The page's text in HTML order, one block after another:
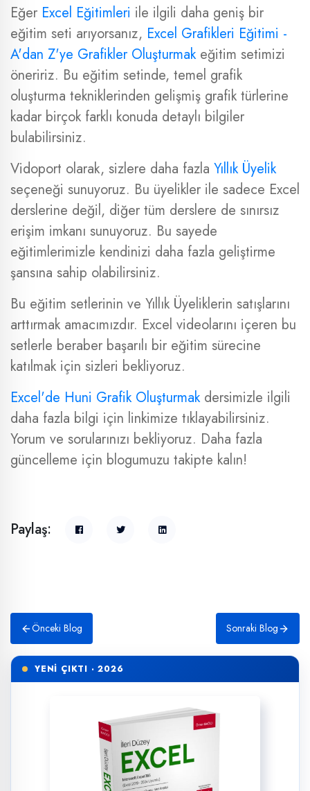
Eğer Excel Eğitimleri ile ilgili daha geniş bir
eğitim seti arıyorsanız, Excel Grafikleri Eğitimi -
A'dan Z'ye Grafikler Oluşturmakeğitim setimizi
öneririz. Bu eğitim setinde, temel grafik
oluşturma tekniklerinden gelişmiş grafik türlerine
kadar birçok farklı konuda detaylı bilgiler
bulabilirsiniz.
Vidoport olarak, sizlere daha fazla Yıllık Üyelik
seçeneği sunuyoruz. Bu üyelikler ile sadece Excel
derslerine değil, diğer tüm derslere de sınırsız
erişim imkanı sunuyoruz. Bu sayede
eğitimlerimizle kendinizi daha fazla geliştirme
şansına sahip olabilirsiniz.
Bu eğitim setlerinin ve Yıllık Üyeliklerin satışlarını
arttırmak amacımızdır. Excel videolarını içeren bu
setlerle beraber başarılı bir eğitim sürecine
katılmak için sizleri bekliyoruz.
Excel'de Huni Grafik Oluşturmakdersimizle ilgili
daha fazla bilgi için linkimize tıklayabilirsiniz.
Yorum ve sorularınızı bekliyoruz. Daha fazla
güncelleme için blogumuzu takipte kalın!
Paylaş:
Önceki Blog Sonraki Blog
YENİ ÇIKTI · 2026